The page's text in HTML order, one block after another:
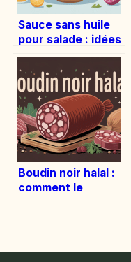
Sauce sans huile
pour salade : idées
légères,
savoureuses et
simples
Boudin noir halal :
comment le